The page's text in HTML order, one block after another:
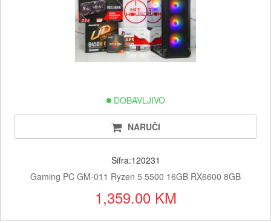
DOBAVLJIVO
NARUČI
Šifra:120231
Gaming PC GM-011 Ryzen 5 5500 16GB RX6600 8GB
1,359.00 KM